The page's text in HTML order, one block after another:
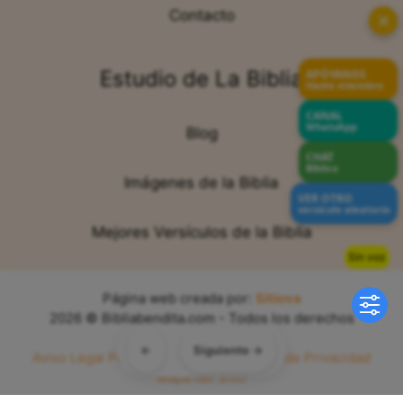
← Siguiente →
Sin voz
Contacto
Estudio de La Biblia
Blog
Imágenes de la Biblia
Mejores Versículos de la Biblia
Página web creada por:
Sitiova
2026 © Bibliabendita.com - Todos los derechos
Aviso Legal
Política de Cookies Política de Privacidad
Mapa del Sitio
✕
APÓYANOS
Hazte miembro
CANAL
WhatsApp
CHAT
Bíblico
VER OTRO
versículo aleatorio